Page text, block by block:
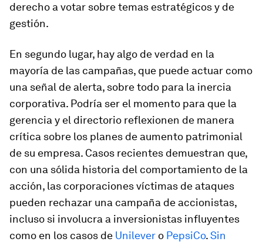
derecho a votar sobre temas estratégicos y de
gestión.
En segundo lugar, hay algo de verdad en la
mayoría de las campañas, que puede actuar como
una señal de alerta, sobre todo para la inercia
corporativa. Podría ser el momento para que la
gerencia y el directorio reflexionen de manera
crítica sobre los planes de aumento patrimonial
de su empresa. Casos recientes demuestran que,
con una sólida historia del comportamiento de la
acción, las corporaciones víctimas de ataques
pueden rechazar una campaña de accionistas,
incluso si involucra a inversionistas influyentes
como en los casos de Unilever o PepsiCo.Sin